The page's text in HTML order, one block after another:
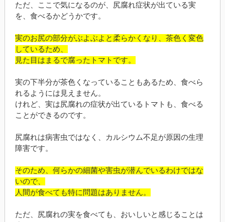
ただ、ここで気になるのが、尻腐れ症状が出ている実
を、食べるかどうかです。
実のお尻の部分がぶよぶよと柔らかくなり、茶色く変色
しているため、
見た目はまるで腐ったトマトです。
実の下半分が茶色くなっていることもあるため、食べら
れるようには見えません。
けれど、実は尻腐れの症状が出ているトマトも、食べる
ことができるのです。
尻腐れは病害虫ではなく、カルシウム不足が原因の生理
障害です。
そのため、何らかの細菌や害虫が潜んでいるわけではな
いので、
人間が食べても特に問題はありません。
ただ、尻腐れの実を食べても、おいしいと感じることは